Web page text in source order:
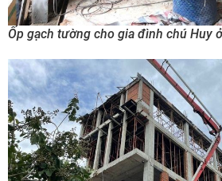
Ốp gạch tường cho gia đình chú Huy